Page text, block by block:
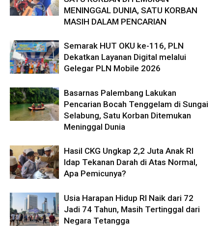
MENINGGAL DUNIA, SATU KORBAN
MASIH DALAM PENCARIAN
Semarak HUT OKU ke-116, PLN
Dekatkan Layanan Digital melalui
Gelegar PLN Mobile 2026
Basarnas Palembang Lakukan
Pencarian Bocah Tenggelam di Sungai
Selabung, Satu Korban Ditemukan
Meninggal Dunia
Hasil CKG Ungkap 2,2 Juta Anak RI
Idap Tekanan Darah di Atas Normal,
Apa Pemicunya?
Usia Harapan Hidup RI Naik dari 72
Jadi 74 Tahun, Masih Tertinggal dari
Negara Tetangga